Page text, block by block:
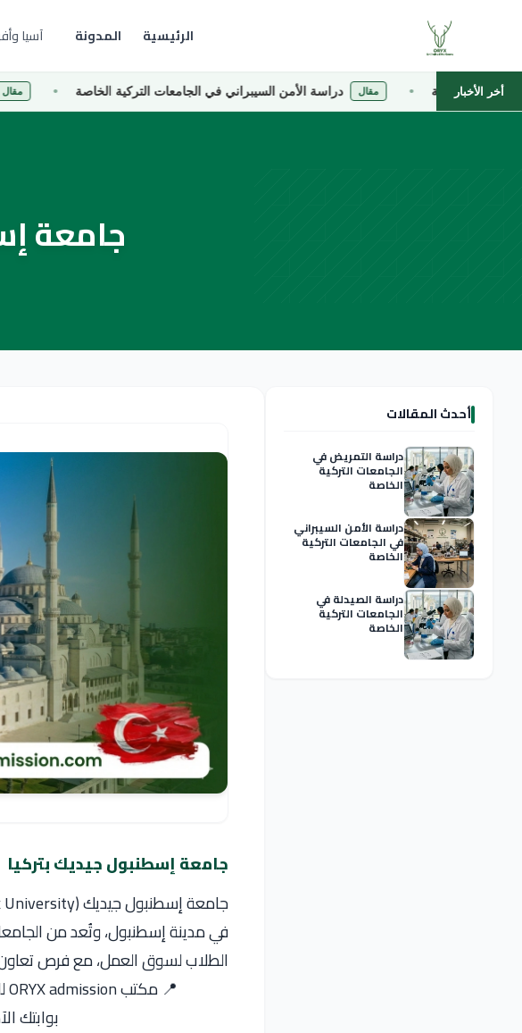
الرئيسية المدونة آسيا
أخر الأخبار مقال دراسة الأمن السيبراني في الجامعات التركية الخاصة مقال دراسة
جامعة
أحدث المقالات
دراسة التمريض في
الجامعات التركية
الخاصة
دراسة الأمن السيبراني
في الجامعات التركية
الخاصة
دراسة الصيدلة في
الجامعات التركية
الخاصة
جامعة إسطنبول جيديك بتركيا
في مدينة إسطنبول، وتُعد من
الطلاب لسوق العمل، مع فرص
📍 مكتب ORYX admission للدراسة في الخارج – يقدم دليل لجامعة إسطنبول جيديك
بوابتك